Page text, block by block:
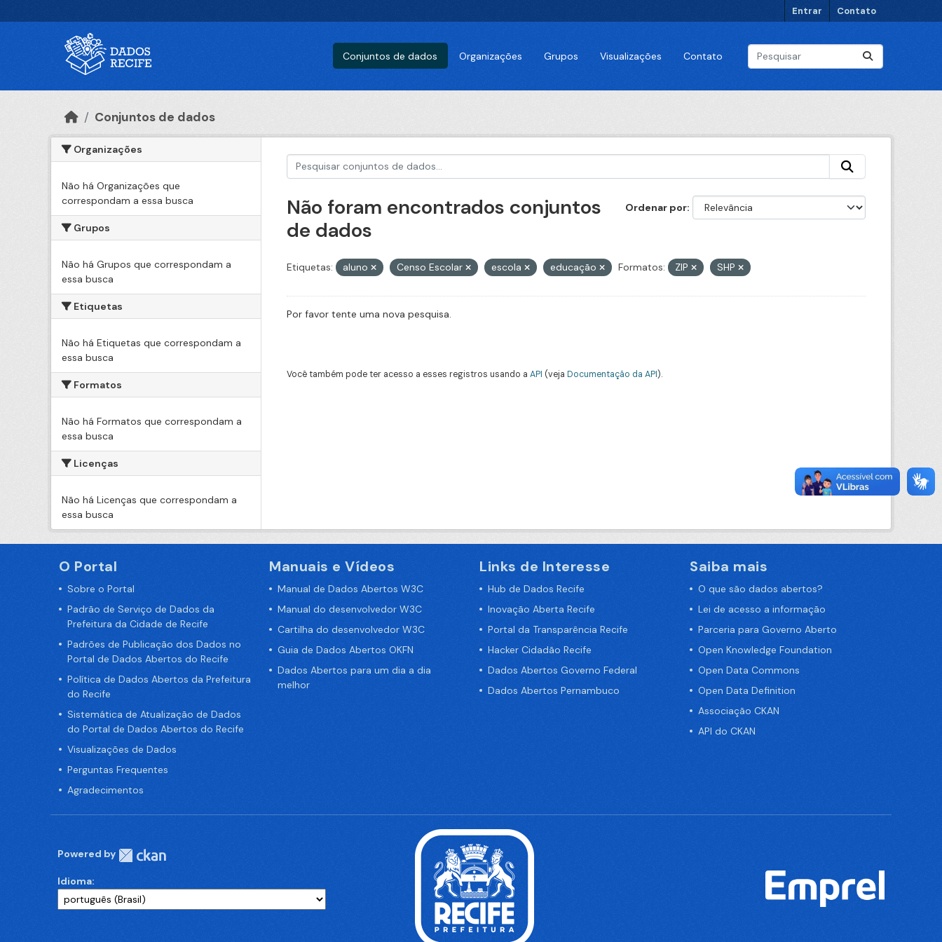
Entrar Contato
Conjuntos de dados Organizações Grupos Visualizações Contato
Conjuntos de dados
Organizações
Não há Organizações que
correspondam a essa busca
Grupos
Não há Grupos que correspondam a
essa busca
Etiquetas
Não há Etiquetas que correspondam a
essa busca
Formatos
Não há Formatos que correspondam a
essa busca
Licenças
Não há Licenças que correspondam a
essa busca
Ordenar por
Não foram encontrados conjuntos
de dados
Etiquetas: aluno Censo Escolar escola educação Formatos: ZIP SHP
Por favor tente uma nova pesquisa.
Você também pode ter acesso a esses registros usando a API (veja Documentação da API).
O Portal
Sobre o Portal
Padrão de Serviço de Dados da
Prefeitura da Cidade de Recife
Padrões de Publicação dos Dados no
Portal de Dados Abertos do Recife
Política de Dados Abertos da Prefeitura
do Recife
Sistemática de Atualização de Dados
do Portal de Dados Abertos do Recife
Visualizações de Dados
Perguntas Frequentes
Agradecimentos
Manuais e Vídeos
Manual de Dados Abertos W3C
Manual do desenvolvedor W3C
Cartilha do desenvolvedor W3C
Guia de Dados Abertos OKFN
Dados Abertos para um dia a dia
melhor
Links de Interesse
Hub de Dados Recife
Inovação Aberta Recife
Portal da Transparência Recife
Hacker Cidadão Recife
Dados Abertos Governo Federal
Dados Abertos Pernambuco
Saiba mais
O que são dados abertos?
Lei de acesso a informação
Parceria para Governo Aberto
Open Knowledge Foundation
Open Data Commons
Open Data Definition
Associação CKAN
API do CKAN
Powered by
Idioma